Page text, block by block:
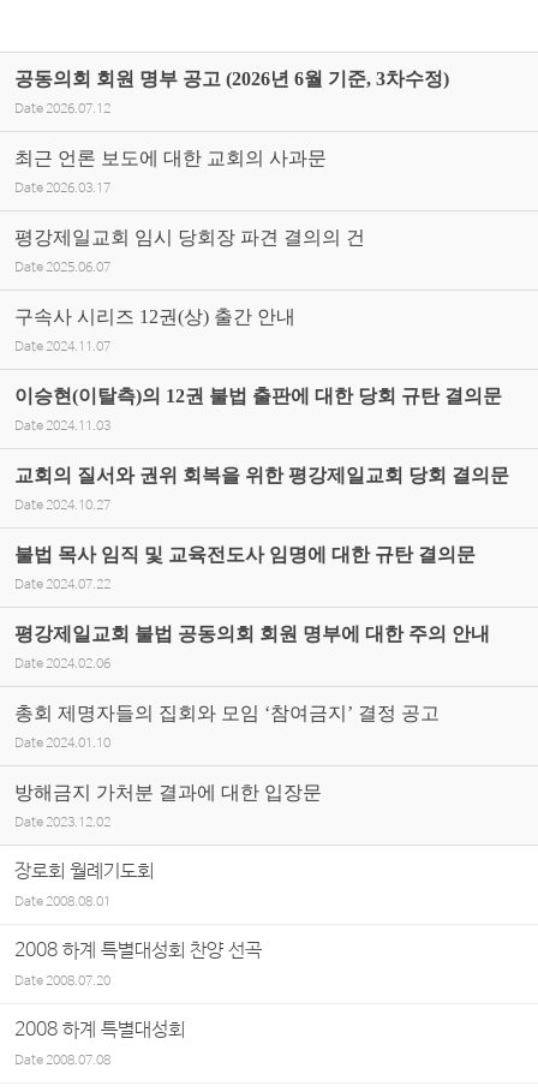
공동의회 회원 명부 공고 (2026년 6월 기준, 3차수정)
Date 2026.07.12
최근 언론 보도에 대한 교회의 사과문
Date 2026.03.17
평강제일교회 임시 당회장 파견 결의의 건
Date 2025.06.07
구속사 시리즈 12권(상) 출간 안내
Date 2024.11.07
이승현(이탈측)의 12권 불법 출판에 대한 당회 규탄 결의문
Date 2024.11.03
교회의 질서와 권위 회복을 위한 평강제일교회 당회 결의문
Date 2024.10.27
불법 목사 임직 및 교육전도사 임명에 대한 규탄 결의문
Date 2024.07.22
평강제일교회 불법 공동의회 회원 명부에 대한 주의 안내
Date 2024.02.06
총회 제명자들의 집회와 모임 ‘참여금지’ 결정 공고
Date 2024.01.10
방해금지 가처분 결과에 대한 입장문
Date 2023.12.02
장로회 월례기도회
Date2008.08.01
2008 하계 특별대성회 찬양 선곡
Date2008.07.20
2008 하계 특별대성회
Date2008.07.08